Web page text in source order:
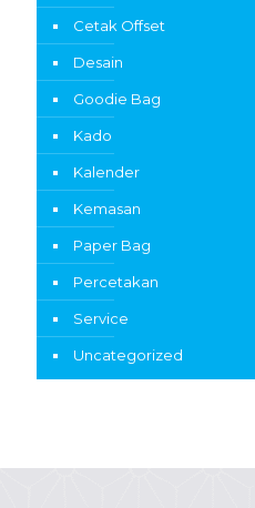
Cetak Offset
Desain
Goodie Bag
Kado
Kalender
Kemasan
Paper Bag
Percetakan
Service
Uncategorized